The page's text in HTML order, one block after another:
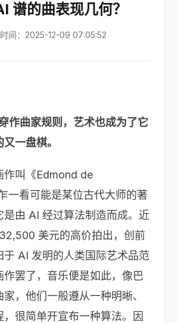
谱的曲表现几何？
间：2025-12-09 07:05:52
作曲家规则，艺术也成为了它
一盘棋。
作叫《Edmond de
一看可能是某位古代大师的著
是由 AI 经过算法制造而成。近
美元的高价拍出，创前
于 AI 发明的人类国际艺术品范
作罢了，音乐便是如此，像巴
，他们一般遵从一种明晰、
，很简单开宣布一种算法。因